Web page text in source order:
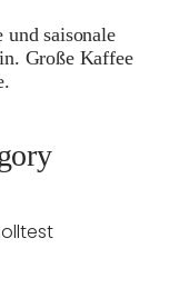
und saisonale
Große Kaffee